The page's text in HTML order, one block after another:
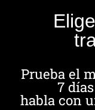
Prueba el
7
habla con